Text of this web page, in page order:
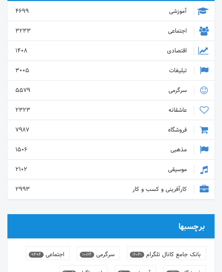
آموزشی
4699
اجتماعی
3233
اقتصادی
1408
تبلیغات
3005
سرگرمی
5579
عاشقانه
2323
فروشگاه
7987
مذهبی
1506
موسیقی
2102
کارآفرینی و کسب و کار
2993
برچسبها
بانک جامع کانال تلگرام 16041 سرگرمی 10164 اجتماعی 9494